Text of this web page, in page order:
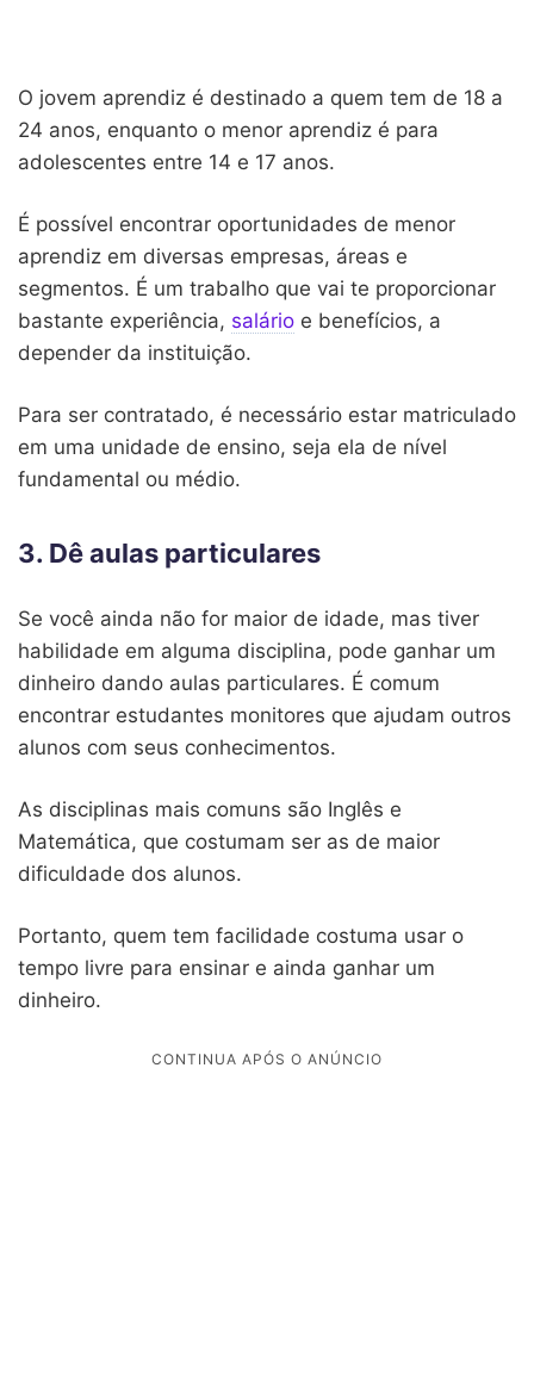
O jovem aprendiz é destinado a quem tem de 18 a
24 anos, enquanto o menor aprendiz é para
adolescentes entre 14 e 17 anos.
É possível encontrar oportunidades de menor
aprendiz em diversas empresas, áreas e
segmentos. É um trabalho que vai te proporcionar
bastante experiência, salário e benefícios, a
depender da instituição.
Para ser contratado, é necessário estar matriculado
em uma unidade de ensino, seja ela de nível
fundamental ou médio.
3. Dê aulas particulares
Se você ainda não for maior de idade, mas tiver
habilidade em alguma disciplina, pode ganhar um
dinheiro dando aulas particulares. É comum
encontrar estudantes monitores que ajudam outros
alunos com seus conhecimentos.
As disciplinas mais comuns são Inglês e
Matemática, que costumam ser as de maior
dificuldade dos alunos.
Portanto, quem tem facilidade costuma usar o
tempo livre para ensinar e ainda ganhar um
dinheiro.